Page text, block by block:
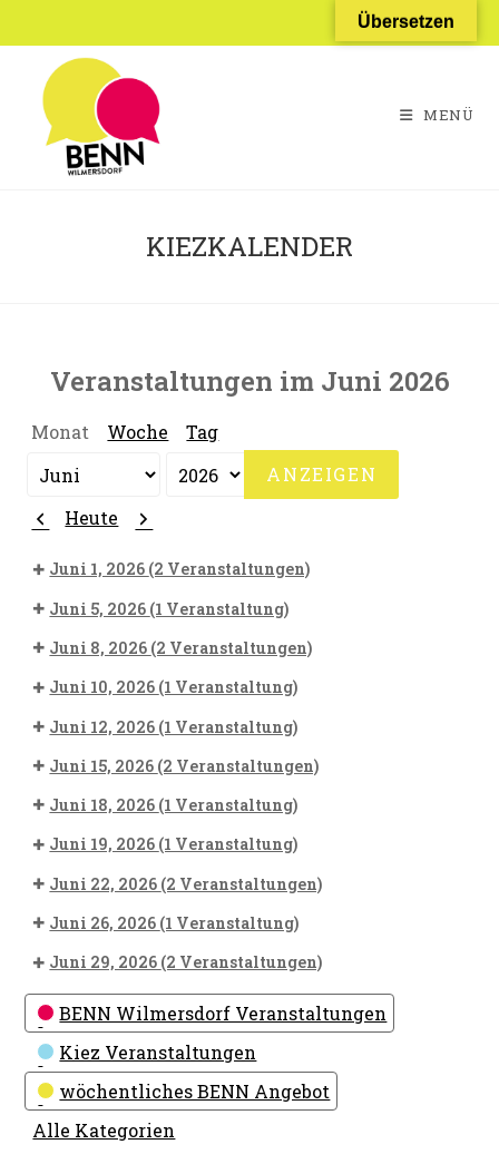
Inhalt
springen
MENÜ
KIEZKALENDER
Veranstaltungen im Juni 2026
Monat Woche Tag
Monat
Jahr
Zurück
Heute Weiter
Juni 1, 2026 (2 Veranstaltungen)
Juni 5, 2026 (1 Veranstaltung)
Juni 8, 2026 (2 Veranstaltungen)
Juni 10, 2026 (1 Veranstaltung)
Juni 12, 2026 (1 Veranstaltung)
Juni 15, 2026 (2 Veranstaltungen)
Juni 18, 2026 (1 Veranstaltung)
Juni 19, 2026 (1 Veranstaltung)
Juni 22, 2026 (2 Veranstaltungen)
Juni 26, 2026 (1 Veranstaltung)
Juni 29, 2026 (2 Veranstaltungen)
Kategorien
BENN Wilmersdorf Veranstaltungen
Kiez Veranstaltungen
wöchentliches BENN Angebot
Alle Kategorien
Übersetzen